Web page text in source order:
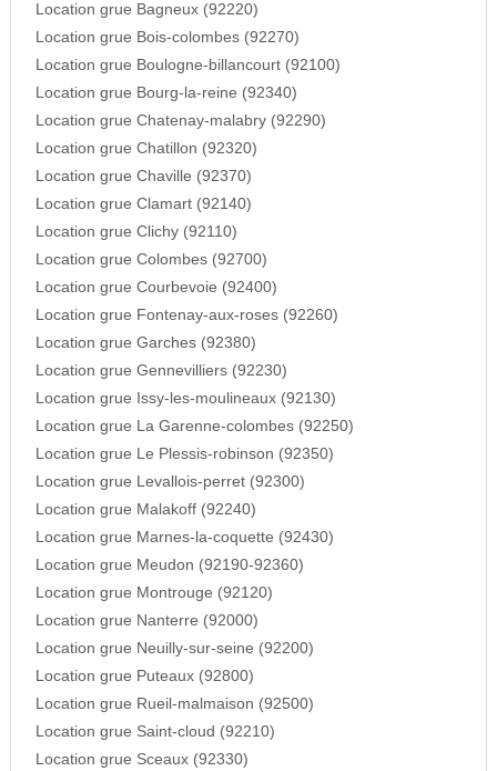
Location grue Bagneux (92220)
Location grue Bois-colombes (92270)
Location grue Boulogne-billancourt (92100)
Location grue Bourg-la-reine (92340)
Location grue Chatenay-malabry (92290)
Location grue Chatillon (92320)
Location grue Chaville (92370)
Location grue Clamart (92140)
Location grue Clichy (92110)
Location grue Colombes (92700)
Location grue Courbevoie (92400)
Location grue Fontenay-aux-roses (92260)
Location grue Garches (92380)
Location grue Gennevilliers (92230)
Location grue Issy-les-moulineaux (92130)
Location grue La Garenne-colombes (92250)
Location grue Le Plessis-robinson (92350)
Location grue Levallois-perret (92300)
Location grue Malakoff (92240)
Location grue Marnes-la-coquette (92430)
Location grue Meudon (92190-92360)
Location grue Montrouge (92120)
Location grue Nanterre (92000)
Location grue Neuilly-sur-seine (92200)
Location grue Puteaux (92800)
Location grue Rueil-malmaison (92500)
Location grue Saint-cloud (92210)
Location grue Sceaux (92330)